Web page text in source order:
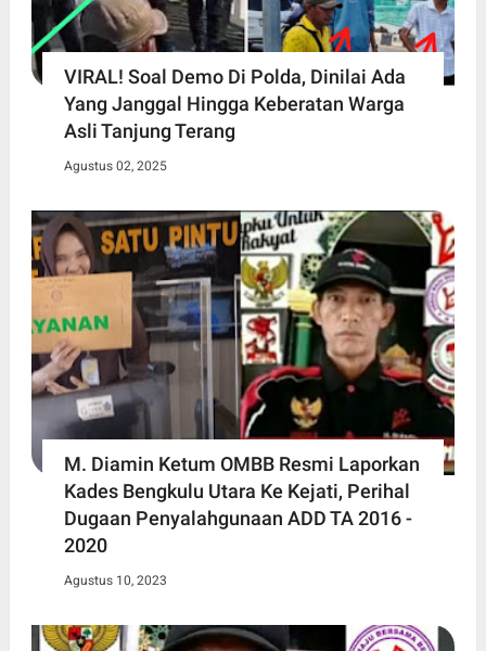
VIRAL! Soal Demo Di Polda, Dinilai Ada
Yang Janggal Hingga Keberatan Warga
Asli Tanjung Terang
Agustus 02, 2025
M. Diamin Ketum OMBB Resmi Laporkan
Kades Bengkulu Utara Ke Kejati, Perihal
Dugaan Penyalahgunaan ADD TA 2016 -
2020
Agustus 10, 2023